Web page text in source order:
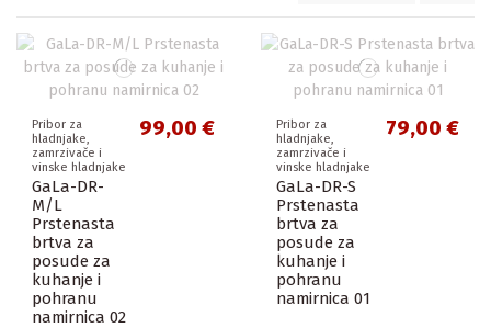
Pribor za
hladnjake,
zamrzivače i
vinske hladnjake
GaLa-DR-
M/L
Prstenasta
brtva za
posude za
kuhanje i
pohranu
namirnica 02
99,00 €
Pribor za
hladnjake,
zamrzivače i
vinske hladnjake
GaLa-DR-S
Prstenasta
brtva za
posude za
kuhanje i
pohranu
namirnica 01
79,00 €